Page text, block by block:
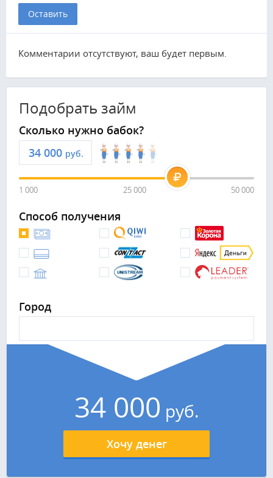
Оставить
Комментарии отсутствуют, ваш будет первым.
Подобрать займ
Сколько нужно бабок?
руб.
1 000 25 000 50 000
Способ получения
Город
34 000 руб.
Хочу денег